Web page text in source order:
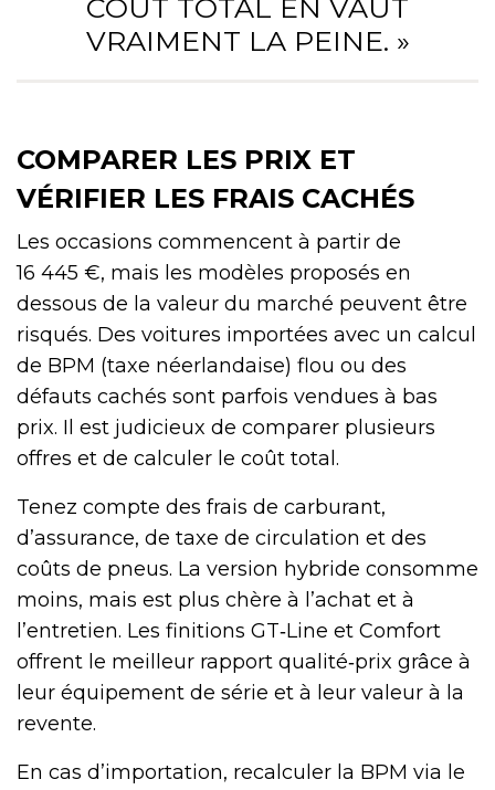
COÛT TOTAL EN VAUT
VRAIMENT LA PEINE. »
COMPARER LES PRIX ET
VÉRIFIER LES FRAIS CACHÉS
Les occasions commencent à partir de
16 445 €, mais les modèles proposés en
dessous de la valeur du marché peuvent être
risqués. Des voitures importées avec un calcul
de BPM (taxe néerlandaise) flou ou des
défauts cachés sont parfois vendues à bas
prix. Il est judicieux de comparer plusieurs
offres et de calculer le coût total.
Tenez compte des frais de carburant,
d’assurance, de taxe de circulation et des
coûts de pneus. La version hybride consomme
moins, mais est plus chère à l’achat et à
l’entretien. Les finitions GT‑Line et Comfort
offrent le meilleur rapport qualité‑prix grâce à
leur équipement de série et à leur valeur à la
revente.
En cas d’importation, recalculer la BPM via le